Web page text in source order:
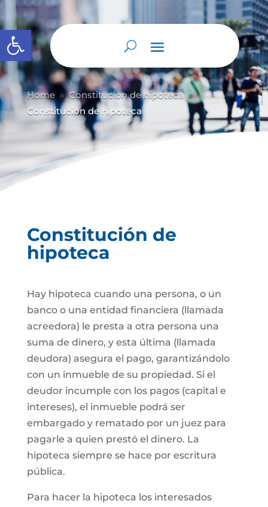
Abrir barra de herramientas
Home 9 Constitución de hipoteca 9
Constitución de hipoteca
Constitución de
hipoteca
Hay hipoteca cuando una persona, o un
banco o una entidad financiera (llamada
acreedora) le presta a otra persona una
suma de dinero, y esta última (llamada
deudora) asegura el pago, garantizándolo
con un inmueble de su propiedad. Si el
deudor incumple con los pagos (capital e
intereses), el inmueble podrá ser
embargado y rematado por un juez para
pagarle a quien prestó el dinero. La
hipoteca siempre se hace por escritura
pública.
Para hacer la hipoteca los interesados